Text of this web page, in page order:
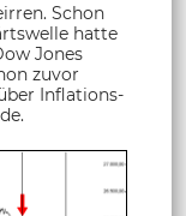
Schon
hatte
Jones
zuvor
Inflations-